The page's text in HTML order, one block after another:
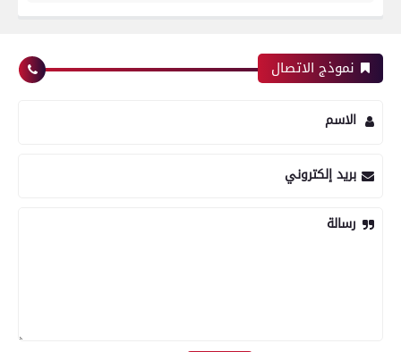
نموذج الاتصال
الاسم
بريد إلكتروني
رسالة